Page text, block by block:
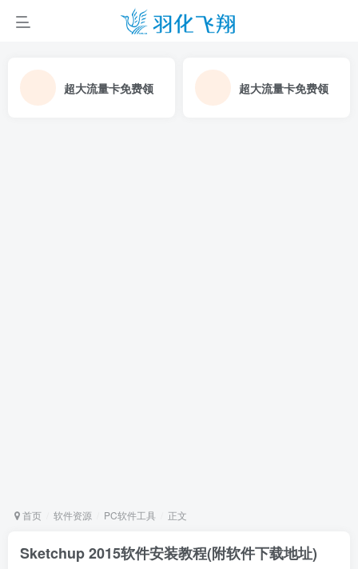
超大流量卡免费领 超大流量卡免费领
首页 软件资源 PC软件工具 正文
Sketchup 2015软件安装教程(附软件下载地址)